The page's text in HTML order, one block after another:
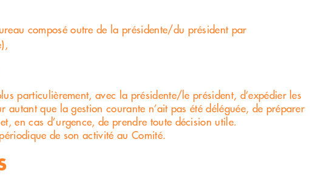
composé outre de la présidente/du président par
particulièrement, avec la présidente/le président, d’expédier les
autant que la gestion courante n’ait pas été déléguée, de préparer
en cas d’urgence, de prendre toute décision utile.
de son activité au Comité.